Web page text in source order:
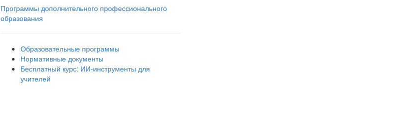
Программы дополнительного профессионального
образования
Образовательные программы
Нормативные документы
Бесплатный курс: ИИ‑инструменты для
учителей